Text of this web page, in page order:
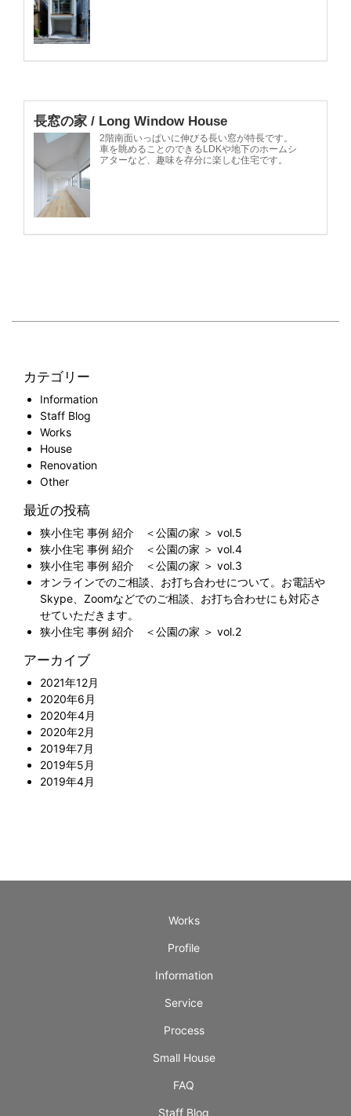
カテゴリー
Information
Staff Blog
Works
House
Renovation
Other
最近の投稿
狭小住宅 事例 紹介 ＜公園の家 ＞ vol.5
狭小住宅 事例 紹介 ＜公園の家 ＞ vol.4
狭小住宅 事例 紹介 ＜公園の家 ＞ vol.3
オンラインでのご相談、お打ち合わせについて。お電話や
Skype、Zoomなどでのご相談、お打ち合わせにも対応さ
せていただきます。
狭小住宅 事例 紹介 ＜公園の家 ＞ vol.2
アーカイブ
2021年12月
2020年6月
2020年4月
2020年2月
2019年7月
2019年5月
2019年4月
Works
Profile
Information
Service
Process
Small House
FAQ
Staff Blog